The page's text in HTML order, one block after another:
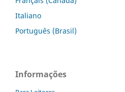
Italiano
Português (Brasil)
Informações